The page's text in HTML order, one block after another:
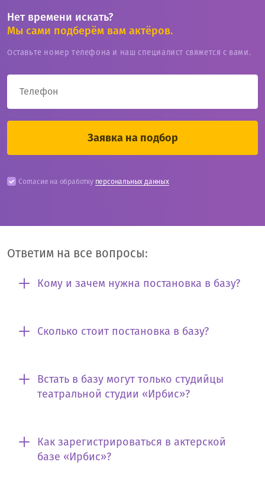
Нет времени искать?
Мы сами подберём вам актёров.
Оставьте номер телефона и наш специалист свяжется с вами.
Согласие на обработку персональных данных
Ответим на все вопросы:
Кому и зачем нужна постановка в базу?
Сколько стоит постановка в базу?
Встать в базу могут только студийцы
театральной студии «Ирбис»?
Как зарегистрироваться в актерской
базе «Ирбис»?